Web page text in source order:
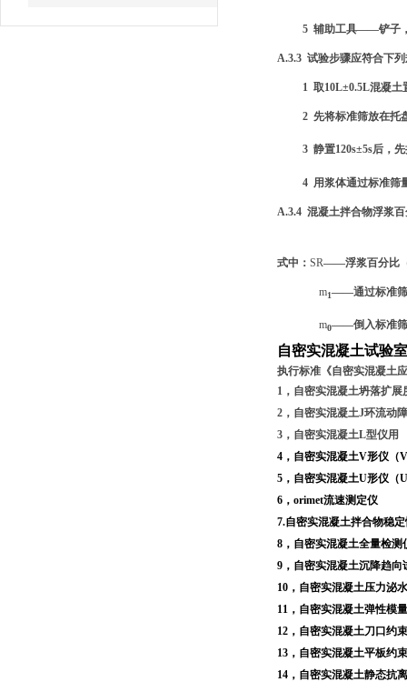
5 辅助工具——铲子
A.3.3 试验步骤应符合下
1 取10L±0.5L混凝土
2 先将标准筛放在托
3 静置120s±5s后，
4 用浆体通过标准筛
A.3.4 混凝土拌合物浮浆
式中： SR——浮浆百分比
m1——通过标准
m0——倒入标准
自密实混凝土试验
执行标准《自密实混凝土
1 ，自密实混凝土坍落扩展
2 ，自密实混凝土J环流动
3 ，自密实混凝土L型仪用
4 ，自密实混凝土V形仪（V
5 ，自密实混凝土U形仪（U
6 ， orimet流速测定仪
7.自密实混凝土拌合物稳
8 ，自密实混凝土全量检测
9 ，自密实混凝土沉降趋向
10 ，自密实混凝土压力泌
11 ，自密实混凝土弹性模
12 ，自密实混凝土刀口约
13 ，自密实混凝土平板约
14 ，自密实混凝土静态抗